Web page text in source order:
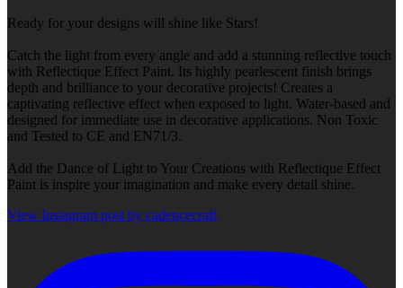
Ready for your designs will shine like Stars!
Catch the light from every angle and add a stunning reflective touch
with Reflectique Effect Paint. Its highly pearlescent finish brings
depth and brilliance to your decorative projects! Creates a
captivating reflective effect when exposed to light. Water-based and
designed for immediate use in decorative applications. Non Toxic
and Tested to CE and EN71/3.
Add the Dance of Light to Your Creations with Reflectique Effect
Paint is inspire your imagination and make every detail shine.
View Instagram post by cadencecraft